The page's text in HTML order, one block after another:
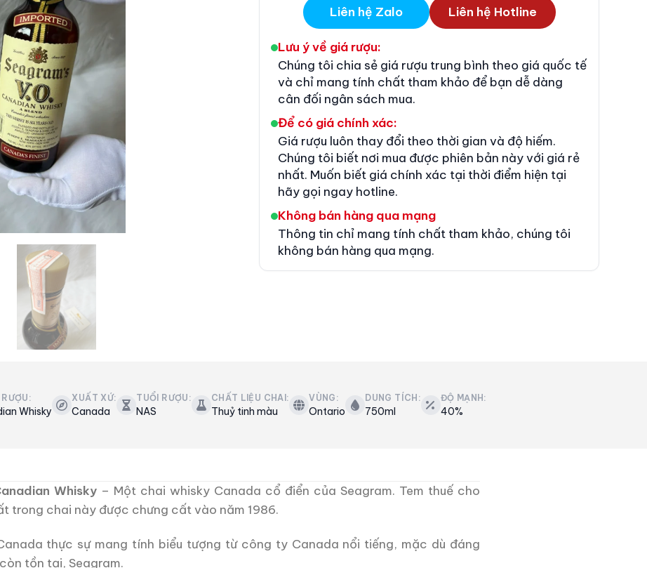
Liên hệ Zalo Liên hệ Hotline
Lưu ý về giá rượu:
Chúng tôi chia sẻ giá rượu trung bình theo giá quốc tế
và chỉ mang tính chất tham khảo để bạn dễ dàng
cân đối ngân sách mua.
Để có giá chính xác:
Giá rượu luôn thay đổi theo thời gian và độ hiếm.
Chúng tôi biết nơi mua được phiên bản này với giá rẻ
nhất. Muốn biết giá chính xác tại thời điểm hiện tại
hãy gọi ngay hotline.
Không bán hàng qua mạng
Thông tin chỉ mang tính chất tham khảo, chúng tôi
không bán hàng qua mạng.
Whisky
XUẤT XỨ:
Canada
TUỔI RƯỢU:
NAS
CHẤT LIỆU CHAI:
Thuỷ tinh màu
VÙNG:
Ontario
DUNG TÍCH:
750ml
ĐỘ MẠNH:
40%
Whisky – Một chai whisky Canada cổ điển của Seagram. Tem thuế cho
trong chai này được chưng cất vào năm 1986.
thực sự mang tính biểu tượng từ công ty Canada nổi tiếng, mặc dù đáng
tồn tại, Seagram.